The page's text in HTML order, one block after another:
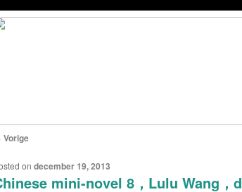
Vorige
mini-novel 8，Lulu Wang
on december 19, 2013